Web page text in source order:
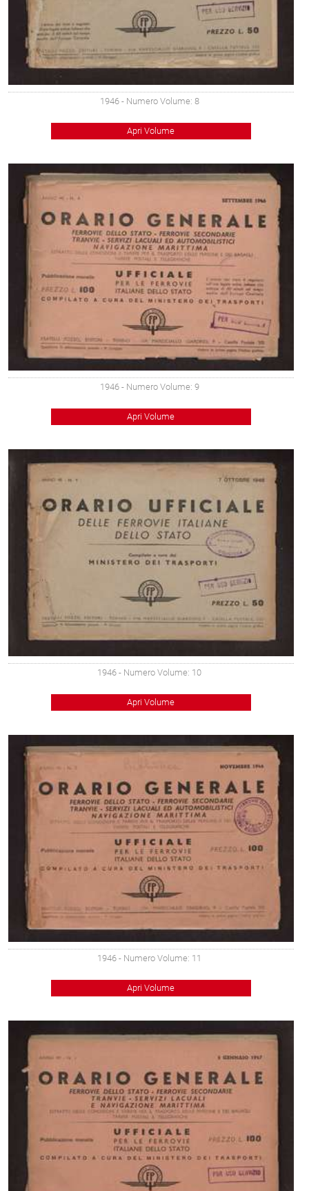
1946 - Numero Volume: 8
Apri Volume
1946 - Numero Volume: 9
Apri Volume
1946 - Numero Volume: 10
Apri Volume
1946 - Numero Volume: 11
Apri Volume